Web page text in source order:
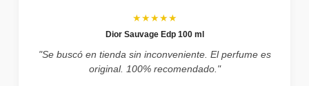
★★★★★
Dior Sauvage Edp 100 ml
"Se buscó en tienda sin inconveniente. El perfume es
original. 100% recomendado."